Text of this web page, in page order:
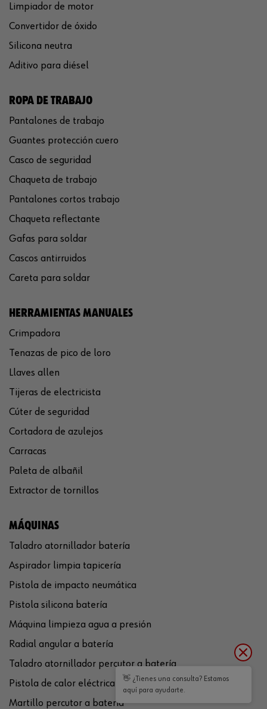
Limpiador de motor
Convertidor de óxido
Silicona neutra
Aditivo para diésel
ROPA DE TRABAJO
Pantalones de trabajo
Guantes protección cuero
Casco de seguridad
Chaqueta de trabajo
Pantalones cortos trabajo
Chaqueta reflectante
Gafas para soldar
Cascos antirruidos
Careta para soldar
HERRAMIENTAS MANUALES
Crimpadora
Tenazas de pico de loro
Llaves allen
Tijeras de electricista
Cúter de seguridad
Cortadora de azulejos
Carracas
Paleta de albañil
Extractor de tornillos
MÁQUINAS
Taladro atornillador batería
Aspirador limpia tapicería
Pistola de impacto neumática
Pistola silicona batería
Máquina limpieza agua a presión
Radial angular a batería
Taladro atornillador percutor a batería
Pistola de calor eléctrica
Martillo percutor a batería
👋 ¿Tienes una consulta? Estamos
aquí para ayudarte.